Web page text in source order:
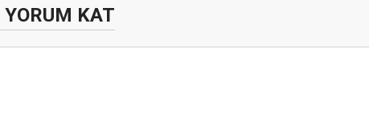
YORUM KAT